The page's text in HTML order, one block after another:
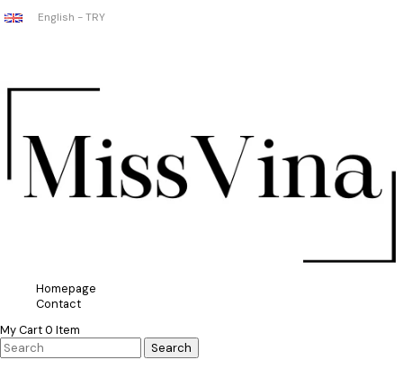
English - TRY
Homepage
Contact
My Cart0 Item